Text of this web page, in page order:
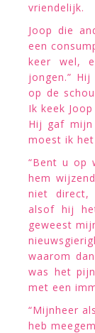
vriendelijk.
Joop die
een
keer wel,
jongen.”
op de
Ik keek
Hij gaf mijn
moest ik
“Bent u op
hem
niet direct,
alsof hij
geweest
waarom
was het
met een
“Mijnheer
heb